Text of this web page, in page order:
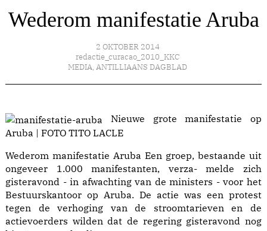
Wederom manifestatie Aruba
2 OKTOBER 2014
redactie_curacao_2010_KKC
MEDIA, ANTILLIAANS DAGBLAD
Nieuwe grote manifestatie op
Aruba | FOTO TITO LACLE
Wederom manifestatie Aruba Een groep, bestaande uit
ongeveer 1.000 manifestanten, verza- melde zich
gisteravond - in afwachting van de ministers - voor het
Bestuurskantoor op Aruba. De actie was een protest
tegen de verhoging van de stroomtarieven en de
actievoerders wilden dat de regering gisteravond nog